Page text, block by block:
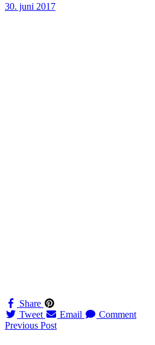
30. juni 2017
Share
Tweet
Email Comment
Navigation
Previous Post